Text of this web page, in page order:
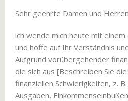
Sehr geehrte Damen und
ich wende mich heute mit einem
und hoffe auf Ihr Verständnis
Aufgrund vorübergehender
die sich aus [Beschreiben Sie
finanziellen Schwierigkeiten, z.
Ausgaben,